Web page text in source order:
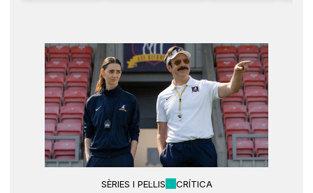
SÈRIES I PEL·LIS CRÍTICA